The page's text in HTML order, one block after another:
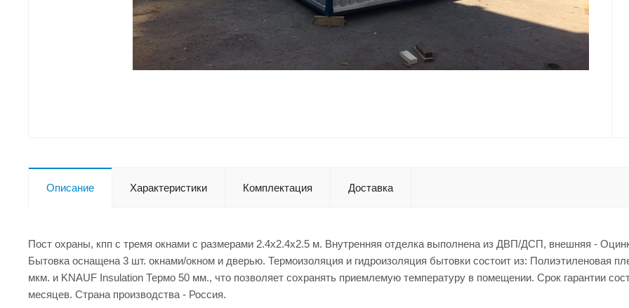
Описание Характеристики Комплектация Доставка
Пост охраны, кпп с тремя окнами с размерами 2.4x2.4x2.5 м. Внутренняя отделка выполнена из ДВП/ДСП, внешняя -
Бытовка оснащена 3 шт. окнами/окном и дверью. Термоизоляция и гидроизоляция бытовки состоит из: Полиэтиленовая
мкм. и KNAUF Insulation Термо 50 мм., что позволяет сохранять приемлемую температуру в помещении. Срок гарантии
месяцев. Страна производства - Россия.